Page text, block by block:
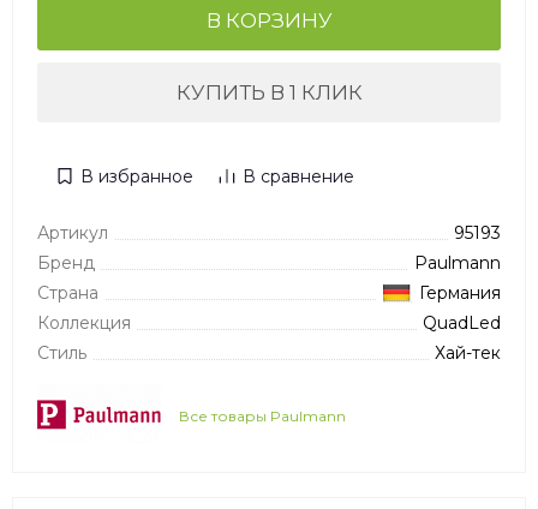
В КОРЗИНУ
КУПИТЬ В 1 КЛИК
В избранное В сравнение
Артикул
95193
Бренд
Paulmann
Страна
Германия
Коллекция
QuadLed
Стиль
Хай-тек
Все товары Paulmann